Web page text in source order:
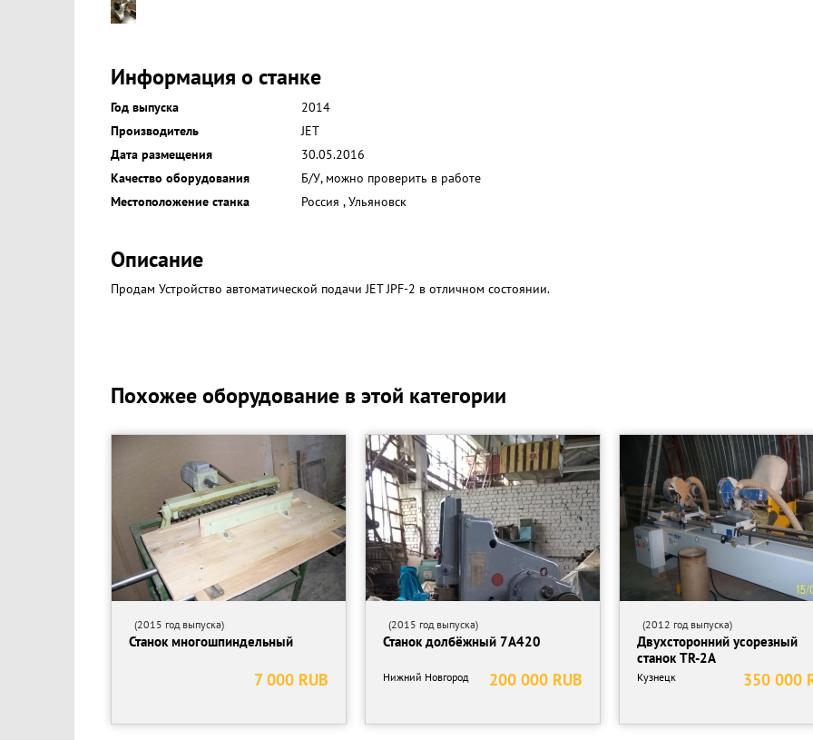
Информация о станке
Год выпуска
2014
Производитель
JET
Дата размещения
30.05.2016
Качество оборудования
Б/У, можно проверить в работе
Местоположение станка
Россия ,Ульяновск
Описание
Продам Устройство автоматической подачи JET JPF-2 в отличном состоянии.
Похожее оборудование в этой категории
(2015 год выпуска)
Станок многошпиндельный
7 000 RUB
(2015 год выпуска)
Станок долбёжный 7А420
200 000 RUB
Нижний Новгород
(2012 год выпуска)
Двухсторонний усорезный
станок TR-2A
350 000
Кузнецк